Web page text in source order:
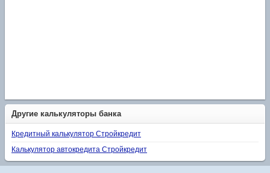
Другие калькуляторы банка
Кредитный калькулятор Стройкредит
Калькулятор автокредита Стройкредит